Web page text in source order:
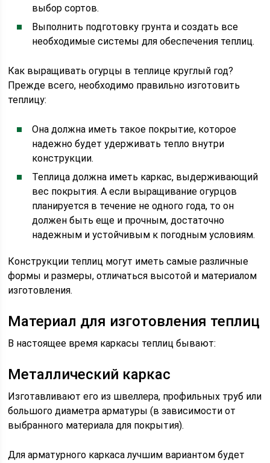
выбор сортов.
Выполнить подготовку грунта и создать все
необходимые системы для обеспечения теплиц.
Как выращивать огурцы в теплице круглый год?
Прежде всего, необходимо правильно изготовить
теплицу:
Она должна иметь такое покрытие, которое
надежно будет удерживать тепло внутри
конструкции.
Теплица должна иметь каркас, выдерживающий
вес покрытия. А если выращивание огурцов
планируется в течение не одного года, то он
должен быть еще и прочным, достаточно
надежным и устойчивым к погодным условиям.
Конструкции теплиц могут иметь самые различные
формы и размеры, отличаться высотой и материалом
изготовления.
Материал для изготовления теплиц
В настоящее время каркасы теплиц бывают:
Металлический каркас
Изготавливают его из швеллера, профильных труб или
большого диаметра арматуры (в зависимости от
выбранного материала для покрытия).
Для арматурного каркаса лучшим вариантом будет